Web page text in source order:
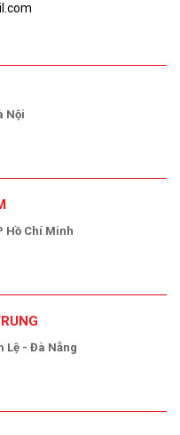
Nội
Hồ Chí Minh
Lệ - Đà Nẵng